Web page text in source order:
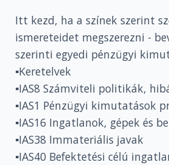
Itt kezd, ha a színek szerint
ismereteidet megszerezni -
szerinti egyedi pénzügyi
▪️Keretelvek
▪️IAS8 Számviteli politikák,
▪️IAS1 Pénzügyi kimutatások
▪️IAS16 Ingatlanok, gépek és
▪️IAS38 Immateriális javak
▪️IAS40 Befektetési célú